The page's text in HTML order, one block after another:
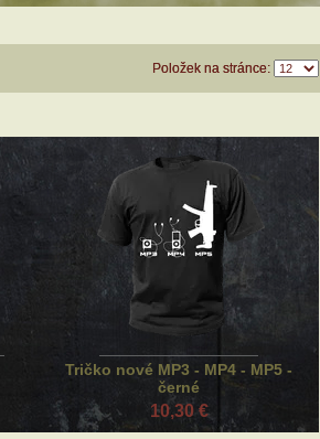
Položek na stránce:
Tričko nové MP3 - MP4 - MP5 -
černé
10,30 €